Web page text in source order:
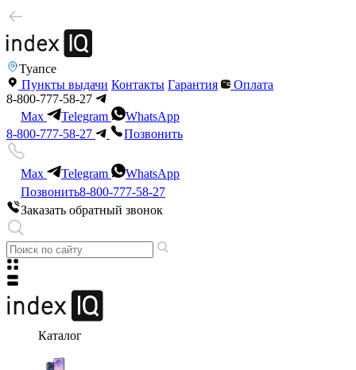
Туапсе
Пункты выдачи Контакты Гарантия
Оплата
8-800-777-58-27
Max
Telegram
WhatsApp
8-800-777-58-27
Позвонить
Max Telegram
WhatsApp
Позвонить8-800-777-58-27
Заказать обратный звонок
Каталог